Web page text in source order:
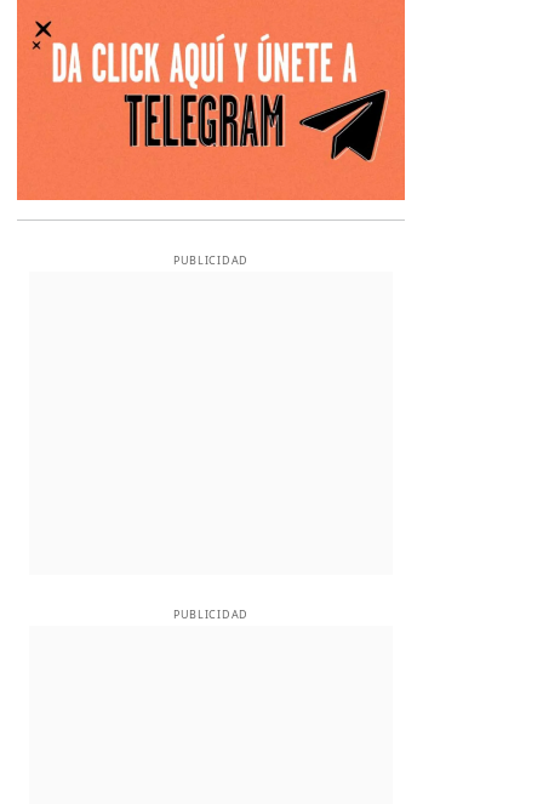
PUBLICIDAD
PUBLICIDAD